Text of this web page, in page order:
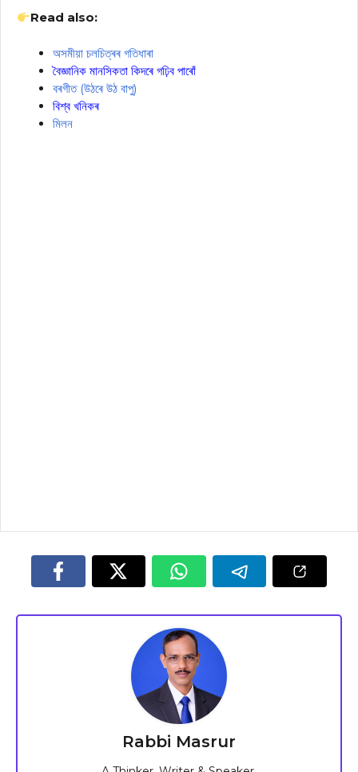
Read also:
অসমীয়া চলচিত্ৰৰ গতিধাৰা
বৈজ্ঞানিক মানসিকতা কিদৰে গঢ়িব পাৰোঁ
বৰগীত (উঠৰে উঠ বাপু)
বিশ্ব খনিকৰ
মিলন
Rabbi Masrur